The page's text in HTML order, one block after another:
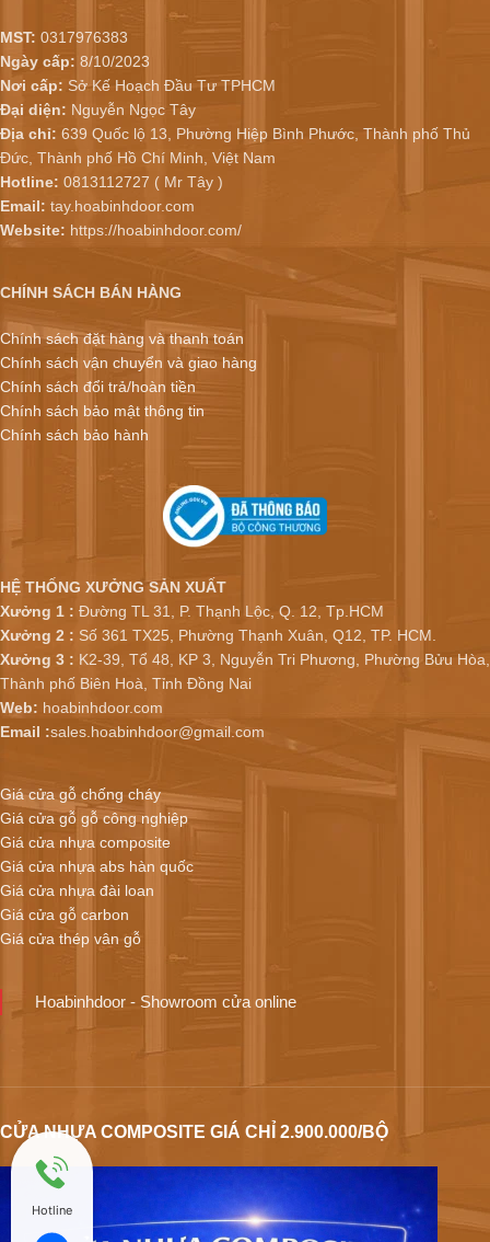
MST: 0317976383
Ngày cấp: 8/10/2023
Nơi cấp: Sở Kế Hoạch Đầu Tư TPHCM
Đại diện: Nguyễn Ngọc Tây
Địa chỉ: 639 Quốc lộ 13, Phường Hiệp Bình Phước, Thành phố Thủ
Đức, Thành phố Hồ Chí Minh, Việt Nam
Hotline: 0813112727 ( Mr Tây )
Email: tay.hoabinhdoor.com
Website: https://hoabinhdoor.com/
CHÍNH SÁCH BÁN HÀNG
Chính sách đặt hàng và thanh toán
Chính sách vận chuyển và giao hàng
Chính sách đổi trả/hoàn tiền
Chính sách bảo mật thông tin
Chính sách bảo hành
HỆ THỐNG XƯỞNG SẢN XUẤT
Xưởng 1 : Đường TL 31, P. Thạnh Lộc, Q. 12, Tp.HCM
Xưởng 2 : Số 361 TX25, Phường Thạnh Xuân, Q12, TP. HCM.
Xưởng 3 : K2-39, Tổ 48, KP 3, Nguyễn Tri Phương, Phường Bửu Hòa,
Thành phố Biên Hoà, Tỉnh Đồng Nai
Web: hoabinhdoor.com
Email :sales.hoabinhdoor@gmail.com
Giá cửa gỗ chống cháy
Giá cửa gỗ gỗ công nghiệp
Giá cửa nhựa composite
Giá cửa nhựa abs hàn quốc
Giá cửa nhựa đài loan
Giá cửa gỗ carbon
Giá cửa thép vân gỗ
Hoabinhdoor - Showroom cửa online
CỬA NHỰA COMPOSITE GIÁ CHỈ 2.900.000/BỘ
Hotline